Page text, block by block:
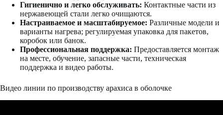
Гигиенично и легко обслуживать: Контактные части из
нержавеющей стали легко очищаются.
Настраиваемое и масштабируемое: Различные модели и
варианты нагрева; регулируемая упаковка для пакетов,
коробок или банок.
Профессиональная поддержка: Предоставляется монтаж
на месте, обучение, запасные части, техническая
поддержка и видео работы.
Видео линии по производству арахиса в оболочке